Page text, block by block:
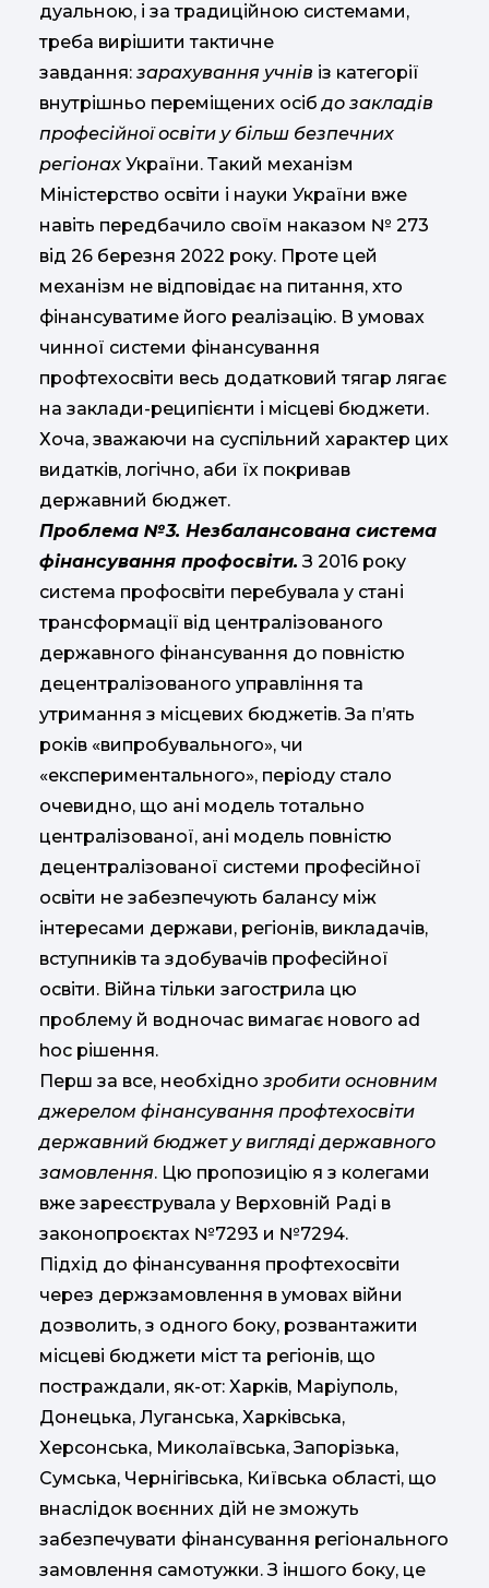
дуальною, і за традиційною системами,
треба вирішити тактичне
завдання: зарахування учнів із категорії
внутрішньо переміщених осібдо закладів
професійної освіти у більш безпечних
регіонах України. Такий механізм
Міністерство освіти і науки України вже
навіть передбачило своїм наказом № 273
від 26 березня 2022 року. Проте цей
механізм не відповідає на питання, хто
фінансуватиме його реалізацію. В умовах
чинної системи фінансування
профтехосвіти весь додатковий тягар лягає
на заклади-реципієнти і місцеві бюджети.
Хоча, зважаючи на суспільний характер цих
видатків, логічно, аби їх покривав
державний бюджет.
Проблема №3. Незбалансована система
фінансування профосвіти. З 2016 року
система профосвіти перебувала у стані
трансформації від централізованого
державного фінансування до повністю
децентралізованого управління та
утримання з місцевих бюджетів. За п’ять
років «випробувального», чи
«експериментального», періоду стало
очевидно, що ані модель тотально
централізованої, ані модель повністю
децентралізованої системи професійної
освіти не забезпечують балансу між
інтересами держави, регіонів, викладачів,
вступників та здобувачів професійної
освіти. Війна тільки загострила цю
проблему й водночас вимагає нового ad
hoc рішення.
Перш за все, необхідно зробити основним
джерелом фінансування профтехосвіти
державний бюджет у вигляді державного
замовлення. Цю пропозицію я з колегами
вже зареєструвала у Верховній Раді в
законопроєктах №7293 и №7294.
Підхід до фінансування профтехосвіти
через держзамовлення в умовах війни
дозволить, з одного боку, розвантажити
місцеві бюджети міст та регіонів, що
постраждали, як-от: Харків, Маріуполь,
Донецька, Луганська, Харківська,
Херсонська, Миколаївська, Запорізька,
Сумська, Чернігівська, Київська області, що
внаслідок воєнних дій не зможуть
забезпечувати фінансування регіонального
замовлення самотужки. З іншого боку, це